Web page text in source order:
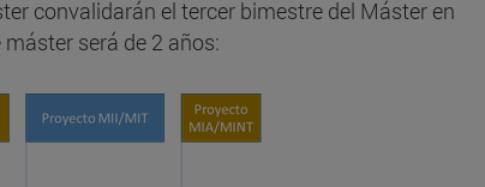
convalidarán el tercer bimestre del Máster en
máster será de 2 años: